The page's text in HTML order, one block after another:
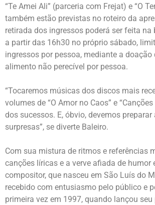
“Te Amei Ali” (parceria com Frejat) e “O
também estão previstas no roteiro da
retirada dos ingressos poderá ser feita na
a partir das 16h30 no próprio sábado,
ingressos por pessoa, mediante a doação
alimento não perecível por pessoa.
“Tocaremos músicas dos discos mais
volumes de “O Amor no Caos” e “Canções
dos sucessos. E, óbvio, devemos
surpresas”, se diverte Baleiro.
Com sua mistura de ritmos e referências
canções líricas e a verve afiada de humor
compositor, que nasceu em São Luís do
recebido com entusiasmo pelo público e
primeira vez em 1997, quando lançou